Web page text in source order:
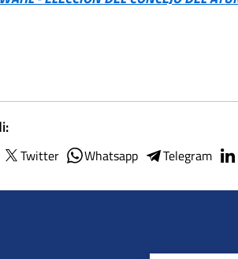
Twitter Whatsapp Telegram